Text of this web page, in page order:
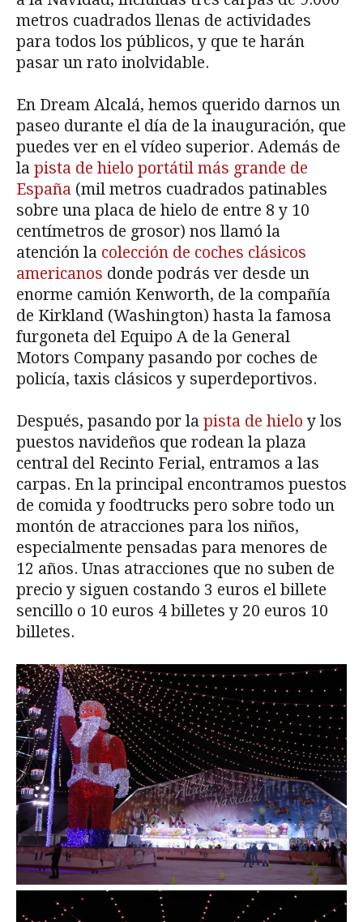
metros cuadrados llenas de actividades
para todos los públicos, y que te harán
pasar un rato inolvidable.
En Dream Alcalá, hemos querido darnos un
paseo durante el día de la inauguración, que
puedes ver en el vídeo superior. Además de
la pista de hielo portátil más grande de
España (mil metros cuadrados patinables
sobre una placa de hielo de entre 8 y 10
centímetros de grosor) nos llamó la
atención la colección de coches clásicos
americanos donde podrás ver desde un
enorme camión Kenworth, de la compañía
de Kirkland (Washington) hasta la famosa
furgoneta del Equipo A de la General
Motors Company pasando por coches de
policía, taxis clásicos y superdeportivos.
Después, pasando por la pista de hielo y los
puestos navideños que rodean la plaza
central del Recinto Ferial, entramos a las
carpas. En la principal encontramos puestos
de comida y foodtrucks pero sobre todo un
montón de atracciones para los niños,
especialmente pensadas para menores de
12 años. Unas atracciones que no suben de
precio y siguen costando 3 euros el billete
sencillo o 10 euros 4 billetes y 20 euros 10
billetes.